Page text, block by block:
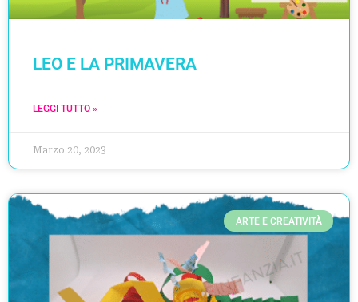
LEO E LA PRIMAVERA
LEGGI TUTTO »
Marzo 20, 2023
ARTE E CREATIVITÀ